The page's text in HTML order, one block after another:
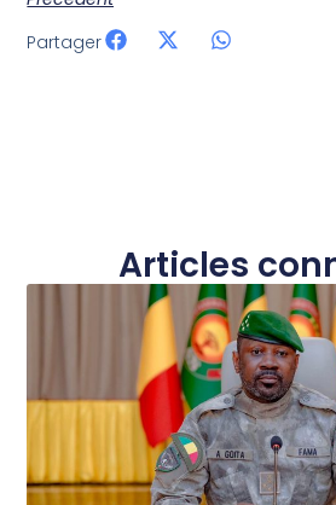
Partager
Articles